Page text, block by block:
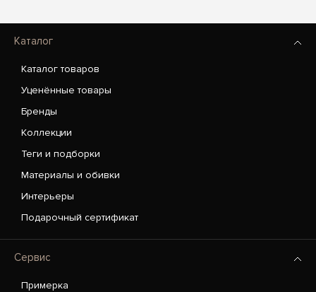
Каталог
Каталог товаров
Уценённые товары
Бренды
Коллекции
Теги и подборки
Материалы и обивки
Интерьеры
Подарочный сертификат
Сервис
Примерка